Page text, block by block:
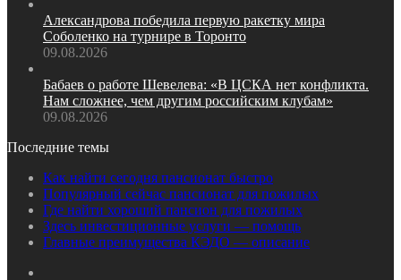
Александрова победила первую ракетку мира
Соболенко на турнире в Торонто
09.08.2026
Бабаев о работе Шевелева: «В ЦСКА нет конфликта.
Нам сложнее, чем другим российским клубам»
09.08.2026
Последние темы
Как найти сегодня пансионат быстро
Популярный сейчас пансионат для пожилых
Где найти хороший пансион для пожилых
Здесь инвестиционные услуги — помощь
Главные преимущества КЭДО — описание